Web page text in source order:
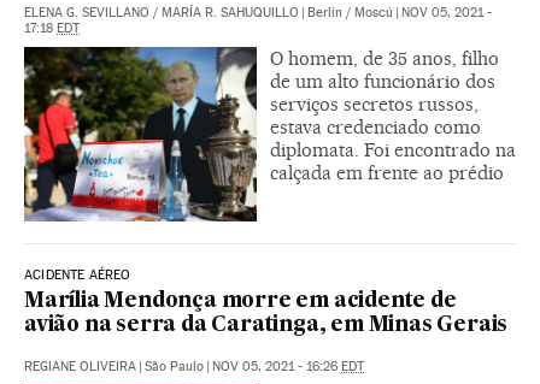
ELENA G. SEVILLANO / MARÍA R. SAHUQUILLO Berlín / Moscú
NOV 05, 2021 -
17:18 EDT
O homem, de 35 anos, filho
de um alto funcionário dos
serviços secretos russos,
estava credenciado como
diplomata. Foi encontrado na
calçada em frente ao prédio
ACIDENTE AÉREO
Marília Mendonça morre em acidente de
avião na serra da Caratinga, em Minas Gerais
REGIANE OLIVEIRA São Paulo NOV 05, 2021 - 16:26 EDT